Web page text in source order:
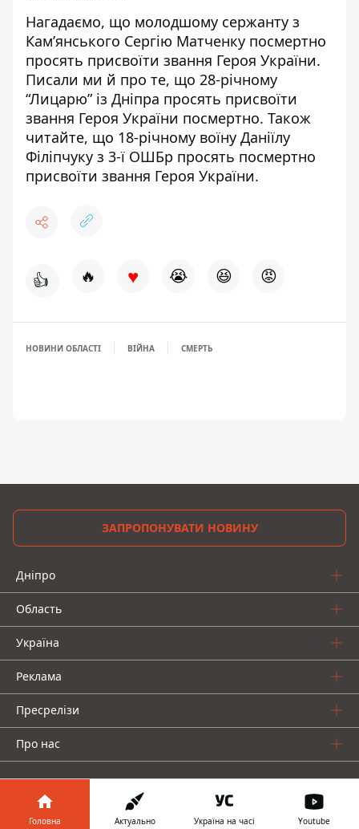
Нагадаємо, що молодшому сержанту з
Кам’янського Сергію Матченку посмертно
просять присвоїти звання Героя України.
Писали ми й про те, що 28-річному
“Лицарю” із Дніпра просять присвоїти
звання Героя України посмертно. Також
читайте, що 18-річному воїну Даніїлу
Філіпчуку з 3-ї ОШБр просять посмертно
присвоїти звання Героя України.
👍 🔥 ♥ 😭 😆 😡
НОВИНИ ОБЛАСТІ ВІЙНА СМЕРТЬ
ЗАПРОПОНУВАТИ НОВИНУ
Дніпро
Область
Україна
Реклама
Пресрелізи
Про нас
Головна Актуально Україна на часі Youtube